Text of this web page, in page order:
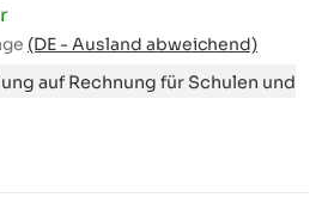
(DE - Ausland abweichend)
auf Rechnung für Schulen und